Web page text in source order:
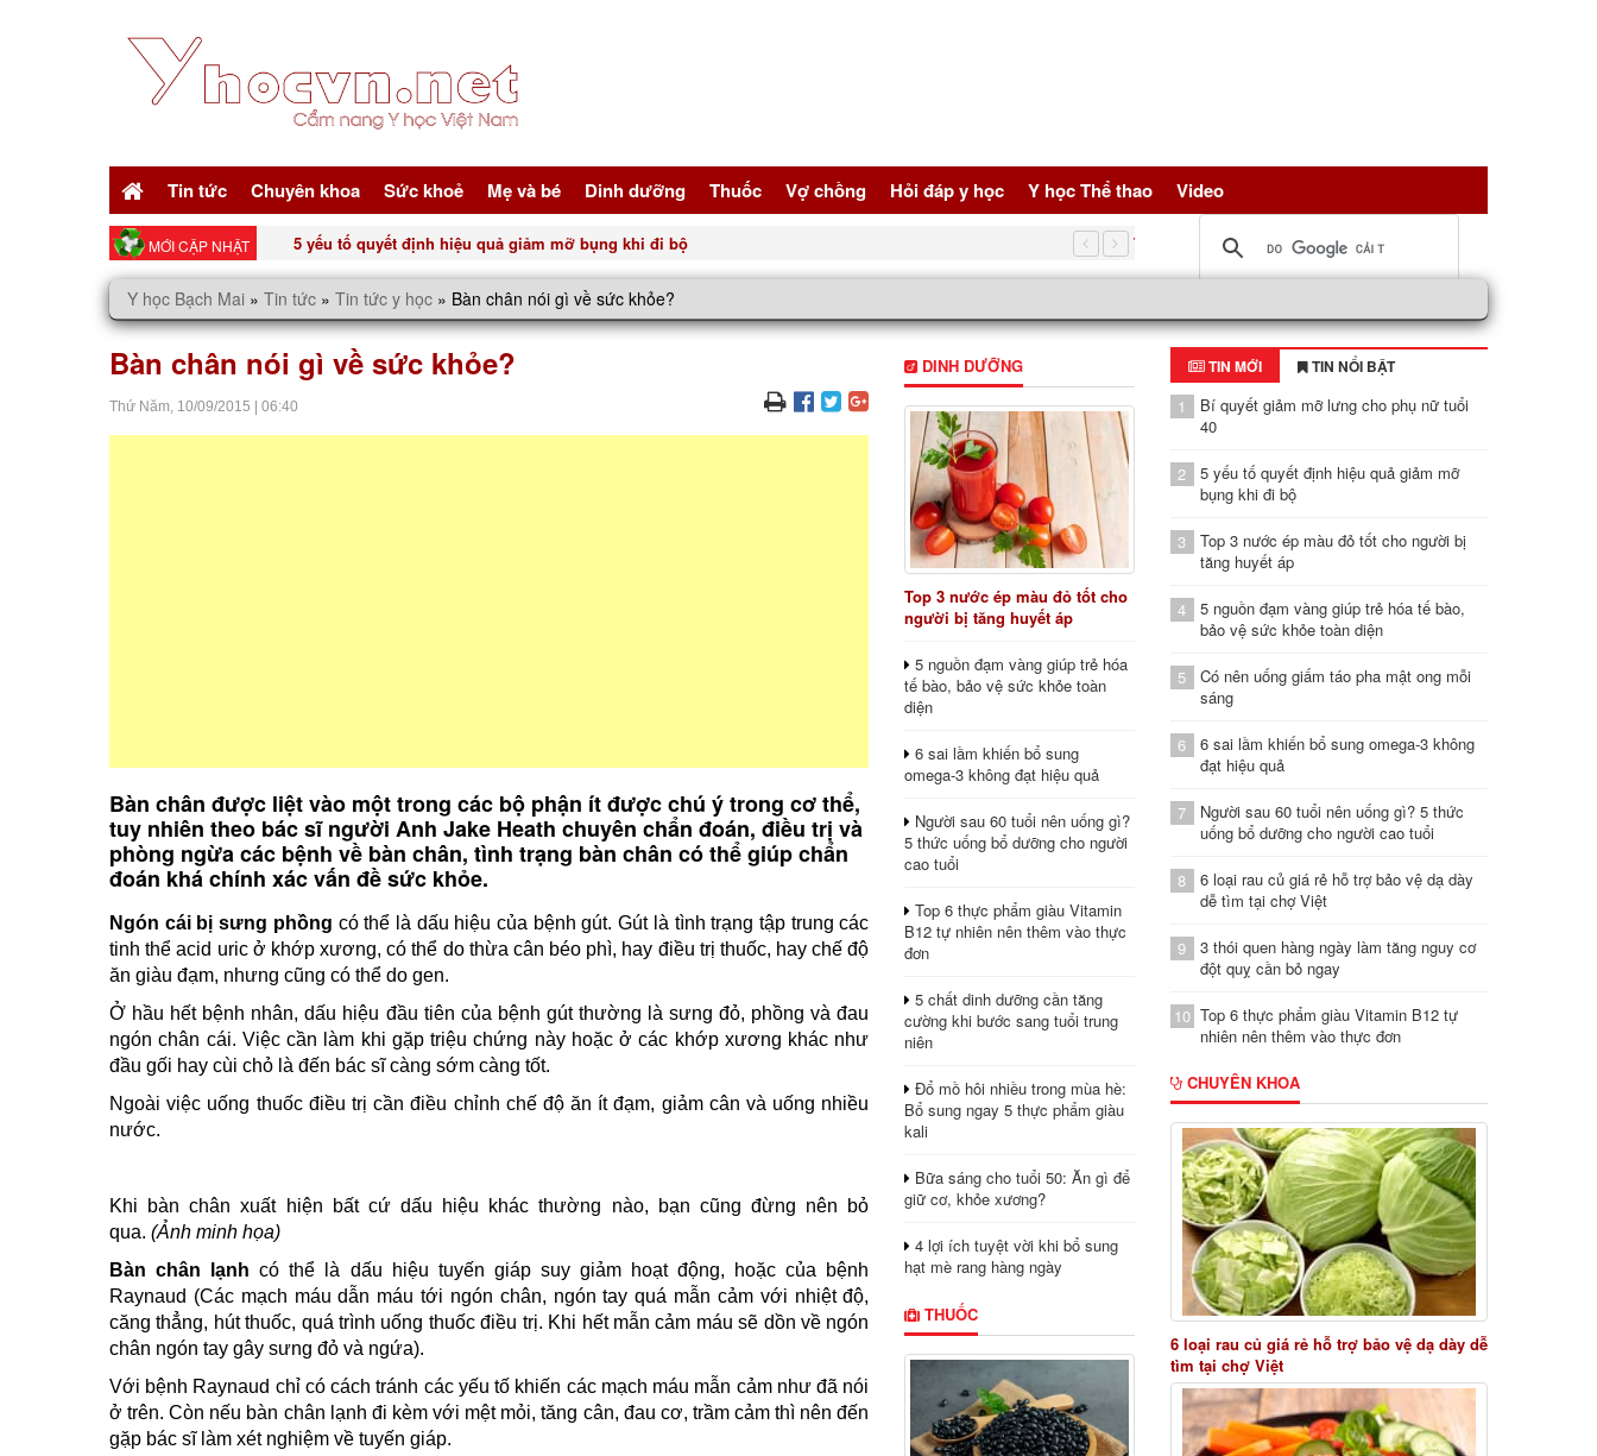
Tin tức Chuyên khoa Sức khoẻ Mẹ và bé Dinh dưỡng Thuốc Vợ chồng Hỏi đáp y học Y học Thể thao Video
MỚI CẬP NHẬT Top 3 nước ép màu đỏ tốt cho người bị tăng huyết áp 5 nguồn đạm vàng giúp trẻ hóa tế bào, bảo vệ sức khỏe toàn
Y học Bạch Mai » Tin tức » Tin tức y học » Bàn chân nói gì về sức khỏe?
Bàn chân nói gì về sức khỏe?
Thứ Năm, 10/09/2015 06:40
Bàn chân được liệt vào một trong các bộ phận ít được chú ý trong cơ thể,
tuy nhiên theo bác sĩ người Anh Jake Heath chuyên chẩn đoán, điều trị và
phòng ngừa các bệnh về bàn chân, tình trạng bàn chân có thể giúp chẩn
đoán khá chính xác vấn đề sức khỏe.
Ngón cái bị sưng phồng có thể là dấu hiệu của bệnh gút. Gút là tình trạng tập trung các
tinh thể acid uric ở khớp xương, có thể do thừa cân béo phì, hay điều trị thuốc, hay chế độ
ăn giàu đạm, nhưng cũng có thể do gen.
Ở hầu hết bệnh nhân, dấu hiệu đầu tiên của bệnh gút thường là sưng đỏ, phồng và đau
ngón chân cái. Việc cần làm khi gặp triệu chứng này hoặc ở các khớp xương khác như
đầu gối hay cùi chỏ là đến bác sĩ càng sớm càng tốt.
Ngoài việc uống thuốc điều trị cần điều chỉnh chế độ ăn ít đạm, giảm cân và uống nhiều
nước.
Khi bàn chân xuất hiện bất cứ dấu hiệu khác thường nào, bạn cũng đừng nên bỏ
qua. (Ảnh minh họa)
Bàn chân lạnh có thể là dấu hiệu tuyến giáp suy giảm hoạt động, hoặc của bệnh
Raynaud (Các mạch máu dẫn máu tới ngón chân, ngón tay quá mẫn cảm với nhiệt độ,
căng thẳng, hút thuốc, quá trình uống thuốc điều trị. Khi hết mẫn cảm máu sẽ dồn về ngón
chân ngón tay gây sưng đỏ và ngứa).
Với bệnh Raynaud chỉ có cách tránh các yếu tố khiến các mạch máu mẫn cảm như đã nói
ở trên. Còn nếu bàn chân lạnh đi kèm với mệt mỏi, tăng cân, đau cơ, trầm cảm thì nên đến
gặp bác sĩ làm xét nghiệm về tuyến giáp.
DINH DƯỠNG
Top 3 nước ép màu đỏ tốt cho
người bị tăng huyết áp
5 nguồn đạm vàng giúp trẻ hóa
tế bào, bảo vệ sức khỏe toàn
diện
6 sai lầm khiến bổ sung
omega-3 không đạt hiệu quả
Người sau 60 tuổi nên uống gì?
5 thức uống bổ dưỡng cho người
cao tuổi
Top 6 thực phẩm giàu Vitamin
B12 tự nhiên nên thêm vào thực
đơn
5 chất dinh dưỡng cần tăng
cường khi bước sang tuổi trung
niên
Đổ mồ hôi nhiều trong mùa hè:
Bổ sung ngay 5 thực phẩm giàu
kali
Bữa sáng cho tuổi 50: Ăn gì để
giữ cơ, khỏe xương?
4 lợi ích tuyệt vời khi bổ sung
hạt mè rang hàng ngày
THUỐC
TIN MỚI TIN NỔI BẬT
1
Bí quyết giảm mỡ lưng cho phụ nữ tuổi
40
2
5 yếu tố quyết định hiệu quả giảm mỡ
bụng khi đi bộ
3
Top 3 nước ép màu đỏ tốt cho người bị
tăng huyết áp
4
5 nguồn đạm vàng giúp trẻ hóa tế bào,
bảo vệ sức khỏe toàn diện
5
Có nên uống giấm táo pha mật ong mỗi
sáng
6
6 sai lầm khiến bổ sung omega-3 không
đạt hiệu quả
7
Người sau 60 tuổi nên uống gì? 5 thức
uống bổ dưỡng cho người cao tuổi
8
6 loại rau củ giá rẻ hỗ trợ bảo vệ dạ dày
dễ tìm tại chợ Việt
9
3 thói quen hàng ngày làm tăng nguy cơ
đột quỵ cần bỏ ngay
10 Top 6 thực phẩm giàu Vitamin B12 tự
nhiên nên thêm vào thực đơn
CHUYÊN KHOA
6 loại rau củ giá rẻ hỗ trợ bảo vệ dạ dày dễ
tìm tại chợ Việt